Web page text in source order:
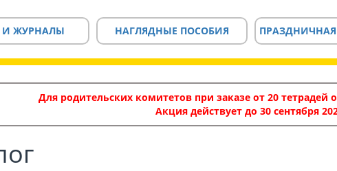
И ЖУРНАЛЫ НАГЛЯДНЫЕ ПОСОБИЯ
Для родительских комитетов при заказе от 20 тетрадей
Акция действует до 30 сентября